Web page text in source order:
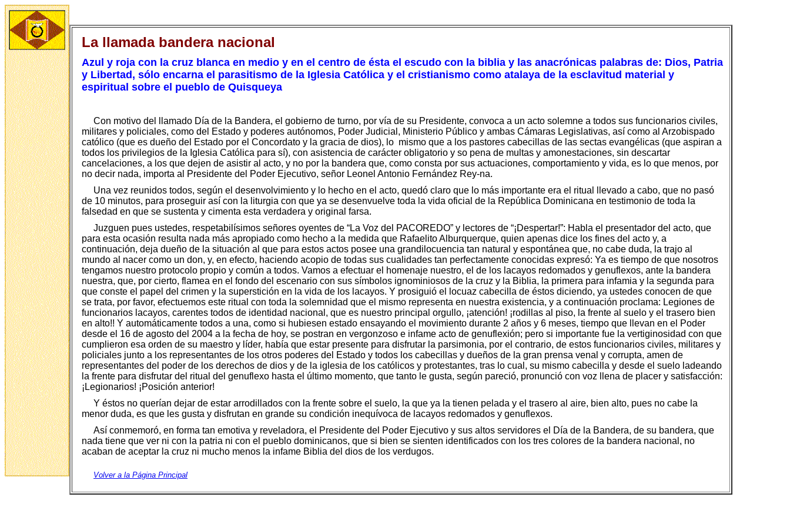
La llamada bandera nacional
Azul y roja con la cruz blanca en medio y en el centro de ésta el escudo con la biblia y las anacrónicas palabras de: Dios, Patria
y Libertad, sólo encarna el parasitismo de la Iglesia Católica y el cristianismo como atalaya de la esclavitud material y
espiritual sobre el pueblo de Quisqueya
Con motivo del llamado Día de la Bandera, el gobierno de turno, por vía de su Presidente, convoca a un acto solemne a todos sus funcionarios civiles,
militares y policiales, como del Estado y poderes autónomos, Poder Judicial, Ministerio Público y ambas Cámaras Legislativas, así como al Arzobispado
católico (que es dueño del Estado por el Concordato y la gracia de dios), lo mismo que a los pastores cabecillas de las sectas evangélicas (que aspiran a
todos los privilegios de la Iglesia Católica para sí), con asistencia de carácter obligatorio y so pena de multas y amonestaciones, sin descartar
cancelaciones, a los que dejen de asistir al acto, y no por la bandera que, como consta por sus actuaciones, comportamiento y vida, es lo que menos, por
no decir nada, importa al Presidente del Poder Ejecutivo, señor Leonel Antonio Fernández Rey-na.
Una vez reunidos todos, según el desenvolvimiento y lo hecho en el acto, quedó claro que lo más importante era el ritual llevado a cabo, que no pasó
de 10 minutos, para proseguir así con la liturgia con que ya se desenvuelve toda la vida oficial de la República Dominicana en testimonio de toda la
falsedad en que se sustenta y cimenta esta verdadera y original farsa.
Juzguen pues ustedes, respetabilísimos señores oyentes de “La Voz del PACOREDO” y lectores de “¡Despertar!”: Habla el presentador del acto, que
para esta ocasión resulta nada más apropiado como hecho a la medida que Rafaelito Alburquerque, quien apenas dice los fines del acto y, a
continuación, deja dueño de la situación al que para estos actos posee una grandilocuencia tan natural y espontánea que, no cabe duda, la trajo al
mundo al nacer como un don, y, en efecto, haciendo acopio de todas sus cualidades tan perfectamente conocidas expresó: Ya es tiempo de que nosotros
tengamos nuestro protocolo propio y común a todos. Vamos a efectuar el homenaje nuestro, el de los lacayos redomados y genuflexos, ante la bandera
nuestra, que, por cierto, flamea en el fondo del escenario con sus símbolos ignominiosos de la cruz y la Biblia, la primera para infamia y la segunda para
que conste el papel del crimen y la superstición en la vida de los lacayos. Y prosiguió el locuaz cabecilla de éstos diciendo, ya ustedes conocen de que
se trata, por favor, efectuemos este ritual con toda la solemnidad que el mismo representa en nuestra existencia, y a continuación proclama: Legiones de
funcionarios lacayos, carentes todos de identidad nacional, que es nuestro principal orgullo, ¡atención! ¡rodillas al piso, la frente al suelo y el trasero bien
en alto!! Y automáticamente todos a una, como si hubiesen estado ensayando el movimiento durante 2 años y 6 meses, tiempo que llevan en el Poder
desde el 16 de agosto del 2004 a la fecha de hoy, se postran en vergonzoso e infame acto de genuflexión; pero si importante fue la vertiginosidad con que
cumplieron esa orden de su maestro y líder, había que estar presente para disfrutar la parsimonia, por el contrario, de estos funcionarios civiles, militares y
policiales junto a los representantes de los otros poderes del Estado y todos los cabecillas y dueños de la gran prensa venal y corrupta, amen de
representantes del poder de los derechos de dios y de la iglesia de los católicos y protestantes, tras lo cual, su mismo cabecilla y desde el suelo ladeando
la frente para disfrutar del ritual del genuflexo hasta el último momento, que tanto le gusta, según pareció, pronunció con voz llena de placer y satisfacción:
¡Legionarios! ¡Posición anterior!
Y éstos no querían dejar de estar arrodillados con la frente sobre el suelo, la que ya la tienen pelada y el trasero al aire, bien alto, pues no cabe la
menor duda, es que les gusta y disfrutan en grande su condición inequívoca de lacayos redomados y genuflexos.
Así conmemoró, en forma tan emotiva y reveladora, el Presidente del Poder Ejecutivo y sus altos servidores el Día de la Bandera, de su bandera, que
nada tiene que ver ni con la patria ni con el pueblo dominicanos, que si bien se sienten identificados con los tres colores de la bandera nacional, no
acaban de aceptar la cruz ni mucho menos la infame Biblia del dios de los verdugos.
Volver a la Página Principal